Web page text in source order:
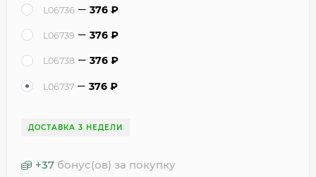
L06736 376 ₽
L06739 376 ₽
L06738 376 ₽
L06737 376 ₽
ДОСТАВКА 3 НЕДЕЛИ
+37 бонус(ов) за покупку